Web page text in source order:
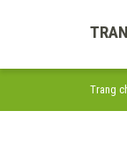
Trang